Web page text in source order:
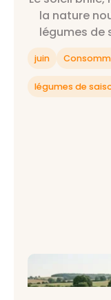
la nature
légumes de
bonheur : on
juin
légumes de
Panier de
Hérault, c'est